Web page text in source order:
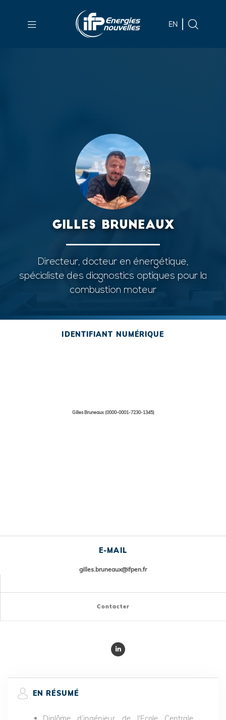
contenu
Skip
to
main
menu
Skip
to
search
EN
GILLES BRUNEAUX
Directeur, docteur en énergétique,
spécialiste des diagnostics optiques pour la
combustion moteur
IDENTIFIANT NUMÉRIQUE
Gilles Bruneaux (0000-0001-7230-1345)
E-MAIL
gilles.bruneaux@ifpen.fr
Contacter
EN RÉSUMÉ